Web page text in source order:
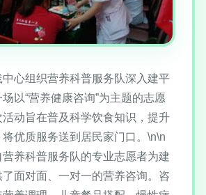
心组织营养科普服务队深入建平
以“营养健康咨询”为主题的志愿
活动旨在普及科学饮食知识，提升
优质服务送到居民家门口。\n\n
养科普服务队的专业志愿者为建
面对面、一对一的营养咨询。咨